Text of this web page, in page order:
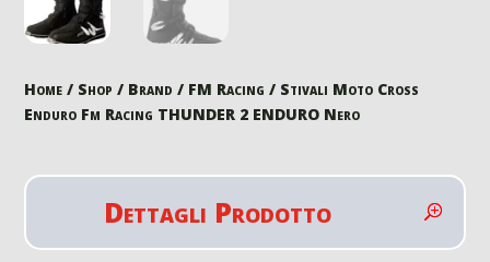
Home / Shop / Brand / FM Racing / Stivali Moto Cross
Enduro Fm Racing THUNDER 2 ENDURO Nero
Dettagli Prodotto